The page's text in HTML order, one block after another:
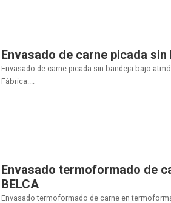
Envasado de carne picada sin
Envasado de carne picada sin bandeja bajo
Fábrica....
Envasado termoformado de
BELCA
Envasado termoformado de carne en